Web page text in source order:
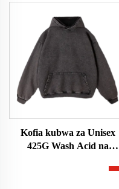
Kofia kubwa za Unisex
425G Wash Acid na